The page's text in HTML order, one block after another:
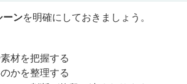
ーンを明確にしておきましょう。
材を把握する
かを整理する